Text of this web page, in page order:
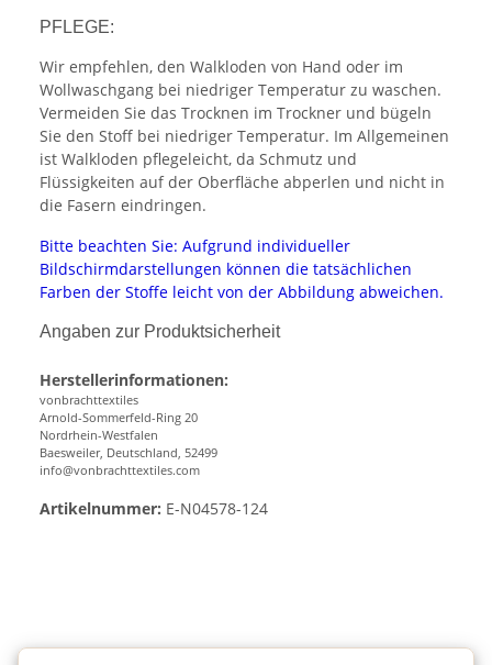
PFLEGE:
Wir empfehlen, den Walkloden von Hand oder im
Wollwaschgang bei niedriger Temperatur zu waschen.
Vermeiden Sie das Trocknen im Trockner und bügeln
Sie den Stoff bei niedriger Temperatur. Im Allgemeinen
ist Walkloden pflegeleicht, da Schmutz und
Flüssigkeiten auf der Oberfläche abperlen und nicht in
die Fasern eindringen.
Bitte beachten Sie: Aufgrund individueller
Bildschirmdarstellungen können die tatsächlichen
Farben der Stoffe leicht von der Abbildung abweichen.
Angaben zur Produktsicherheit
Herstellerinformationen:
vonbrachttextiles
Arnold-Sommerfeld-Ring 20
Nordrhein-Westfalen
Baesweiler, Deutschland, 52499
info@vonbrachttextiles.com
Artikelnummer: E-N04578-124